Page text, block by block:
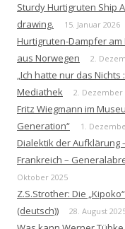
Sturdy Hurtigruten Ship
drawing.
15. Januar 2026
Hurtigruten-Dampfer am
aus Norwegen
2.
„Ich hatte nur das Nichts
Mediathek
2. Dezember
Fritz Wiegmann im
Generation“
1.
Dialektik der Aufklärung
Frankreich –
Oktober 2025
Z.S.Strother: Die
(deutsch))
28. August